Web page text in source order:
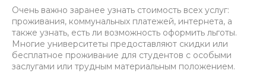
Очень важно заранее узнать стоимость всех услуг:
проживания, коммунальных платежей, интернета, а
также узнать, есть ли возможность оформить льготы.
Многие университеты предоставляют скидки или
бесплатное проживание для студентов с особыми
заслугами или трудным материальным положением.